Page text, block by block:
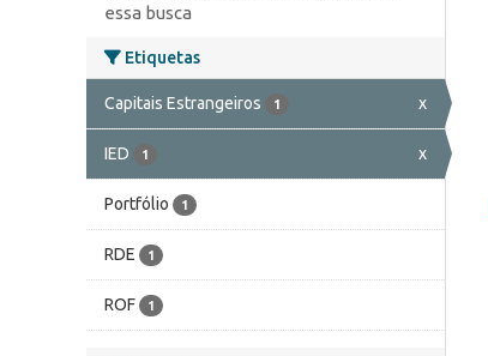
essa busca
Etiquetas
Capitais Estrangeiros 1 x
IED 1 x
Portfólio 1
RDE 1
ROF 1